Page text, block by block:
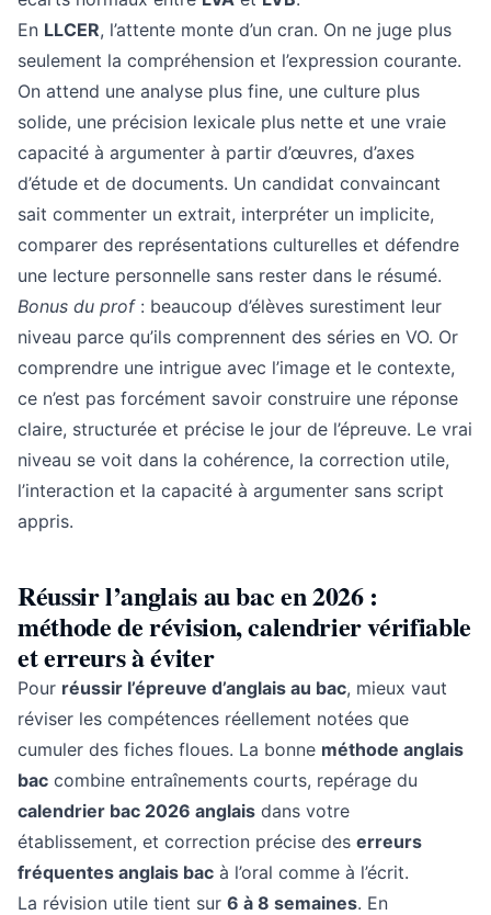
En LLCER, l’attente monte d’un cran. On ne juge plus
seulement la compréhension et l’expression courante.
On attend une analyse plus fine, une culture plus
solide, une précision lexicale plus nette et une vraie
capacité à argumenter à partir d’œuvres, d’axes
d’étude et de documents. Un candidat convaincant
sait commenter un extrait, interpréter un implicite,
comparer des représentations culturelles et défendre
une lecture personnelle sans rester dans le résumé.
Bonus du prof: beaucoup d’élèves surestiment leur
niveau parce qu’ils comprennent des séries en VO. Or
comprendre une intrigue avec l’image et le contexte,
ce n’est pas forcément savoir construire une réponse
claire, structurée et précise le jour de l’épreuve. Le vrai
niveau se voit dans la cohérence, la correction utile,
l’interaction et la capacité à argumenter sans script
appris.
Réussir l’anglais au bac en 2026 :
méthode de révision, calendrier vérifiable
et erreurs à éviter
Pour réussir l’épreuve d’anglais au bac, mieux vaut
réviser les compétences réellement notées que
cumuler des fiches floues. La bonne méthode anglais
bac combine entraînements courts, repérage du
calendrier bac 2026 anglais dans votre
établissement, et correction précise des erreurs
fréquentes anglais bac à l’oral comme à l’écrit.
La révision utile tient sur 6 à 8 semaines. En